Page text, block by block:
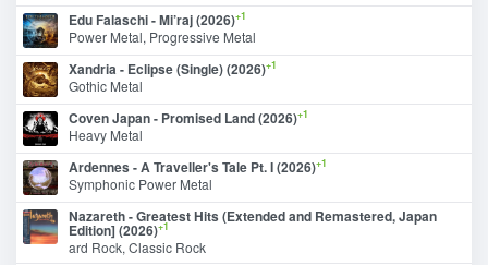
Edu Falaschi - Mi’raj (2026)+1
Power Metal, Progressive Metal
Xandria - Eclipse (Single) (2026)+1
Gothic Metal
Coven Japan - Promised Land (2026)+1
Heavy Metal
Ardennes - A Traveller's Tale Pt. I (2026)+1
Symphonic Power Metal
Nazareth - Greatest Hits (Extended and Remastered, Japan
Edition] (2026)+1
ard Rock, Classic Rock